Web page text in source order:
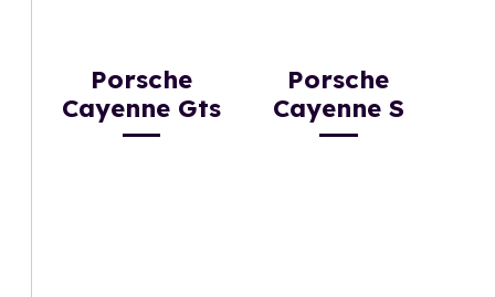
Porsche
Cayenne Gts
Porsche
Cayenne S